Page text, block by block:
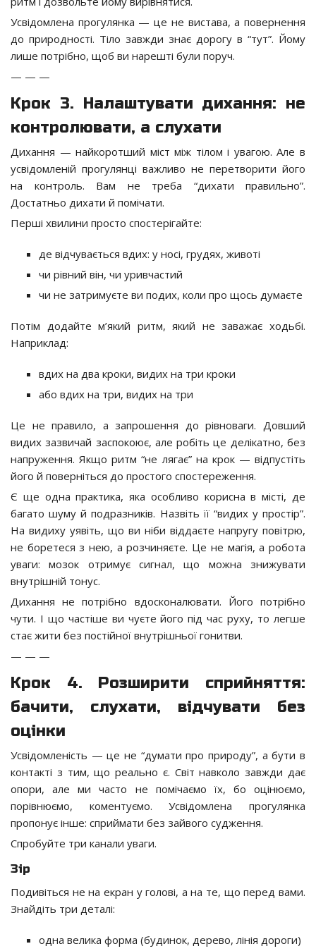
Усвідомлена прогулянка — це не вистава, а повернення
до природності. Тіло завжди знає дорогу в “тут”. Йому
лише потрібно, щоб ви нарешті були поруч.
— — —
Крок 3. Налаштувати дихання: не
контролювати, а слухати
Дихання — найкоротший міст між тілом і увагою. Але в
усвідомленій прогулянці важливо не перетворити його
на контроль. Вам не треба “дихати правильно”.
Достатньо дихати й помічати.
Перші хвилини просто спостерігайте:
де відчувається вдих: у носі, грудях, животі
чи рівний він, чи уривчастий
чи не затримуєте ви подих, коли про щось думаєте
Потім додайте м’який ритм, який не заважає ходьбі.
Наприклад:
вдих на два кроки, видих на три кроки
або вдих на три, видих на три
Це не правило, а запрошення до рівноваги. Довший
видих зазвичай заспокоює, але робіть це делікатно, без
напруження. Якщо ритм “не лягає” на крок — відпустіть
його й поверніться до простого спостереження.
Є ще одна практика, яка особливо корисна в місті, де
багато шуму й подразників. Назвіть її “видих у простір”.
На видиху уявіть, що ви ніби віддаєте напругу повітрю,
не боретеся з нею, а розчиняєте. Це не магія, а робота
уваги: мозок отримує сигнал, що можна знижувати
внутрішній тонус.
Дихання не потрібно вдосконалювати. Його потрібно
чути. І що частіше ви чуєте його під час руху, то легше
стає жити без постійної внутрішньої гонитви.
— — —
Крок 4. Розширити сприйняття:
бачити, слухати, відчувати без
оцінки
Усвідомленість — це не “думати про природу”, а бути в
контакті з тим, що реально є. Світ навколо завжди дає
опори, але ми часто не помічаємо їх, бо оцінюємо,
порівнюємо, коментуємо. Усвідомлена прогулянка
пропонує інше: сприймати без зайвого судження.
Спробуйте три канали уваги.
Зір
Подивіться не на екран у голові, а на те, що перед вами.
Знайдіть три деталі:
одна велика форма (будинок, дерево, лінія дороги)